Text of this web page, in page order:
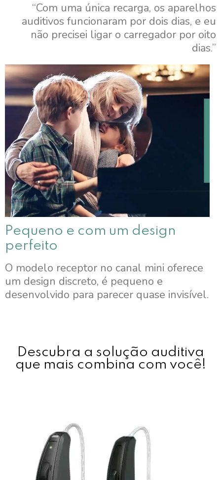
“Com uma única recarga, os aparelhos
auditivos funcionaram por dois dias, e eu
não precisei ligar o carregador por oito
dias.”
Pequeno e com um design
perfeito
O modelo receptor no canal mini oferece
um design discreto, é pequeno e
desenvolvido para parecer quase invisível.
Descubra a solução auditiva
que mais combina com você!